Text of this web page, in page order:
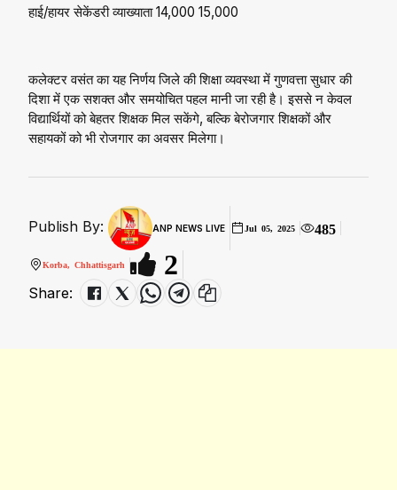
हाई/हायर सेकेंडरी व्याख्याता ₹14,000 ₹15,000
कलेक्टर वसंत का यह निर्णय जिले की शिक्षा व्यवस्था में गुणवत्ता सुधार की
दिशा में एक सशक्त और समयोचित पहल मानी जा रही है। इससे न केवल
विद्यार्थियों को बेहतर शिक्षक मिल सकेंगे, बल्कि बेरोजगार शिक्षकों और
सहायकों को भी रोजगार का अवसर मिलेगा।
Publish By: ANP NEWS LIVE Jul 05, 2025 485
Korba, Chhattisgarh 2
Share: